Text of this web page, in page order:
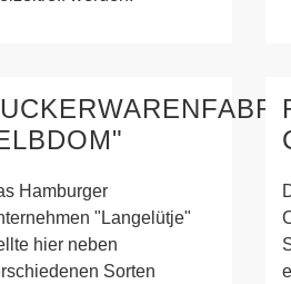
Hamburger
"Langelütje"
hier neben
Sorten